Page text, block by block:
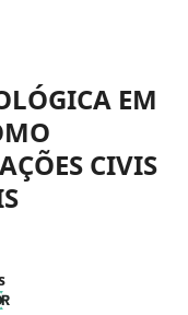
EM
CIVIS